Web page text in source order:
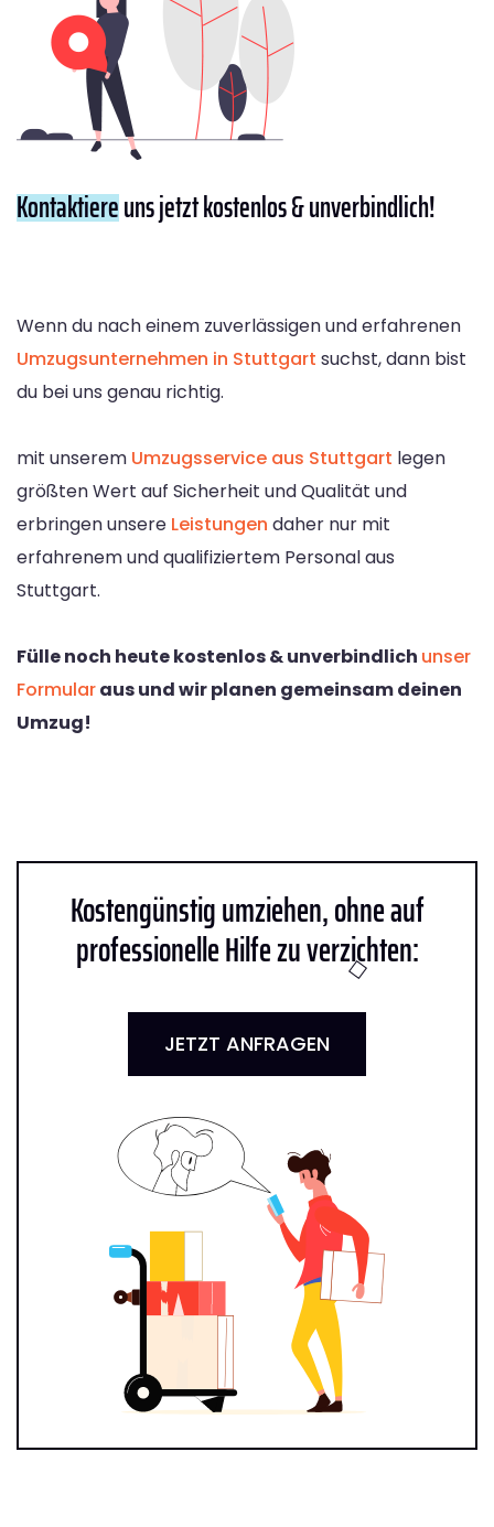
Kontaktiereuns jetzt kostenlos & unverbindlich!
Wenn du nach einem zuverlässigen und erfahrenen
Umzugsunternehmen in Stuttgart suchst, dann bist
du bei uns genau richtig.
mit unserem Umzugsservice aus Stuttgart legen
größten Wert auf Sicherheit und Qualität und
erbringen unsere Leistungen daher nur mit
erfahrenem und qualifiziertem Personal aus
Stuttgart.
Fülle noch heute kostenlos & unverbindlich unser
Formularaus und wir planen gemeinsam deinen
Umzug!
Kostengünstig umziehen, ohne auf
professionelle Hilfe zu verzichten:
JETZT ANFRAGEN